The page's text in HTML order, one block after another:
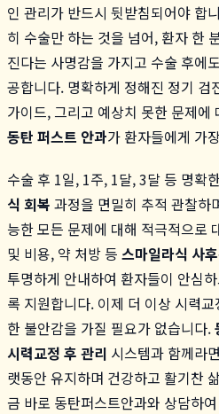
인 관리가 반드시 뒷받침되어야 합
히 수술만 하는 것을 넘어, 환자 한
진다는 사명감을 가지고 수술 후에
공합니다. 명확하게 정해진 정기 검
가이드, 그리고 예상치 못한 문제에
동탄 퍼스트 안과가 환자들에게 가
수술 후 1일, 1주, 1달, 3달 등 명확
식 회복 과정을 면밀히 추적 관찰하
능한 모든 문제에 대해 적극적으로
및 비용, 약 처방 등 스마일라식 사
투명하게 안내하여 환자들이 안심
록 지원합니다. 이제 더 이상 시력
한 불안감을 가질 필요가 없습니다.
시력교정 후 관리 시스템과 함께라
랫동안 유지하며 건강하고 활기찬
금 바로 동탄퍼스트안과와 상담하